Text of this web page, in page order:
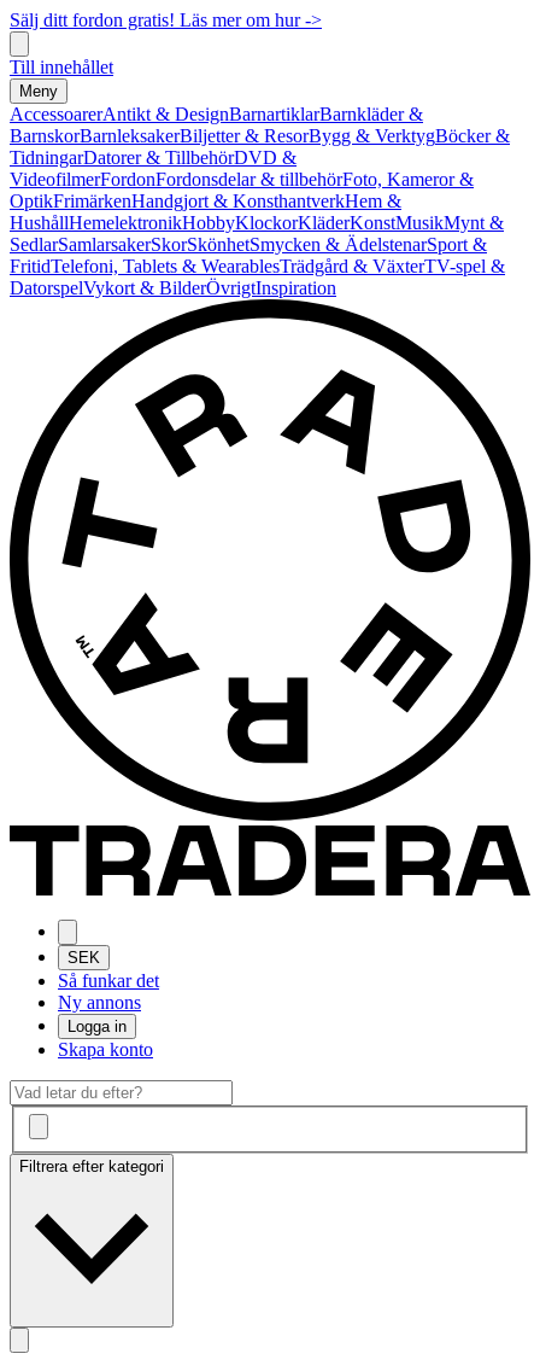
Sälj ditt fordon gratis! Läs mer om hur ->
Till innehållet
Meny
AccessoarerAntikt & DesignBarnartiklarBarnkläder &
BarnskorBarnleksakerBiljetter & ResorBygg & VerktygBöcker &
TidningarDatorer & TillbehörDVD &
VideofilmerFordonFordonsdelar & tillbehörFoto, Kameror &
OptikFrimärkenHandgjort & KonsthantverkHem &
HushållHemelektronikHobbyKlockorKläderKonstMusikMynt &
SedlarSamlarsakerSkorSkönhetSmycken & ÄdelstenarSport &
FritidTelefoni, Tablets & WearablesTrädgård & VäxterTV-spel &
DatorspelVykort & BilderÖvrigtInspiration
SEK
Så funkar det
Ny annons
Logga in
Skapa konto
Filtrera efter kategori